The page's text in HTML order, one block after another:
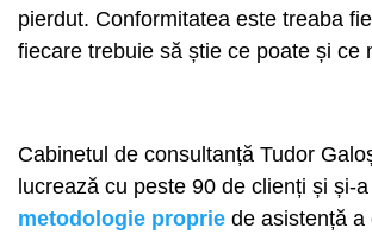
pierdut. Conformitatea este treaba
fiecare trebuie să știe ce poate și ce
Cabinetul de consultanță Tudor
lucrează cu peste 90 de clienți și și-
metodologie proprie de asistență a